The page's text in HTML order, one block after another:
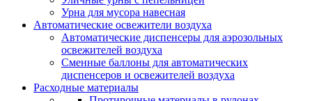
Урна для мусора навесная
Автоматические освежители воздуха
Автоматические диспенсеры для аэрозольных
освежителей воздуха
Сменные баллоны для автоматических
диспенсеров и освежителей воздуха
Расходные материалы